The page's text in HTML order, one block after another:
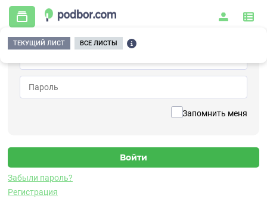
Запомнить меня
Забыли пароль?
Регистрация
ТЕКУЩИЙ ЛИСТ ВСЕ ЛИСТЫ
Главная / Контрольно-измерительные приборы и автоматика / Датчики /
Виброскорости / 2A205HM-80(T1)
Датчик виброскороости
Характеристики